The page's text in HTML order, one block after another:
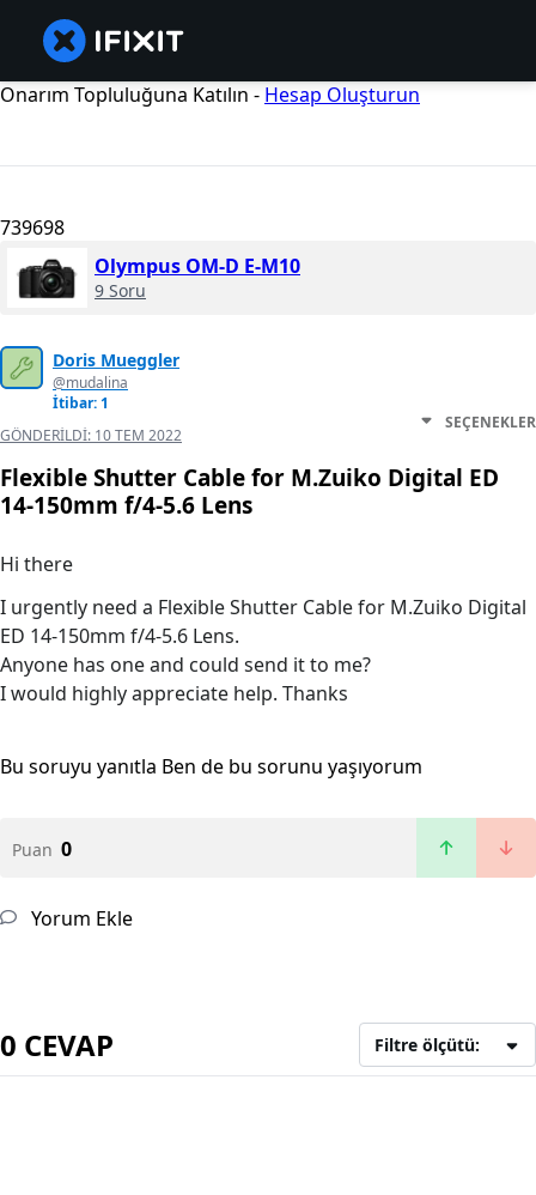
Onarım Topluluğuna Katılın - Hesap Oluşturun
739698
Olympus OM-D E-M10
9 Soru
Doris Mueggler
@mudalina
İtibar: 1
GÖNDERILDI: 10 TEM 2022
SEÇENEKLER
Flexible Shutter Cable for M.Zuiko Digital ED
14-150mm f/4-5.6 Lens
Hi there
I urgently need a Flexible Shutter Cable for M.Zuiko Digital
ED 14-150mm f/4-5.6 Lens.
Anyone has one and could send it to me?
I would highly appreciate help. Thanks
Bu soruyu yanıtla Ben de bu sorunu yaşıyorum
Puan 0
Yorum Ekle
0 CEVAP Filtre ölçütü: